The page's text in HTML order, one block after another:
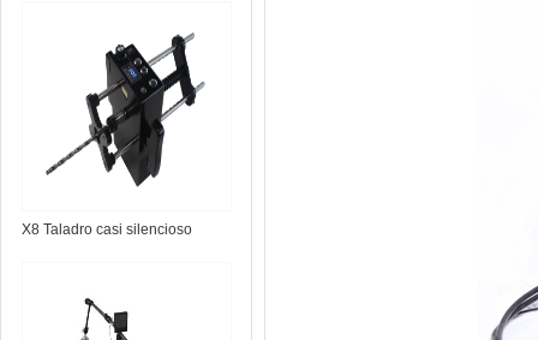
X8 Taladro casi silencioso